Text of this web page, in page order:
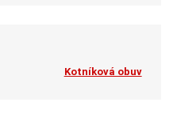
Kotníková obuv